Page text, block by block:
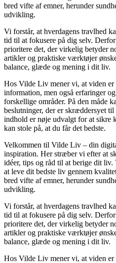
bred vifte af emner, herunder
udvikling.
Vi forstår, at hverdagens travlhed
tid til at fokusere på dig selv.
prioritere det, der virkelig betyder
artikler og praktiske værktøjer
balance, glæde og mening i dit liv.
Hos Vilde Liv mener vi, at viden
information, men også erfaringer
forskellige områder. På den måde
beslutninger, der er skræddersyet
indhold er nøje udvalgt for at sikre
kan stole på, at du får det bedste.
Velkommen til Vilde Liv – din
inspiration. Her stræber vi efter at
idéer, tips og råd til at berige dit
at leve dit bedste liv gennem
bred vifte af emner, herunder
udvikling.
Vi forstår, at hverdagens travlhed
tid til at fokusere på dig selv.
prioritere det, der virkelig betyder
artikler og praktiske værktøjer
balance, glæde og mening i dit liv.
Hos Vilde Liv mener vi, at viden